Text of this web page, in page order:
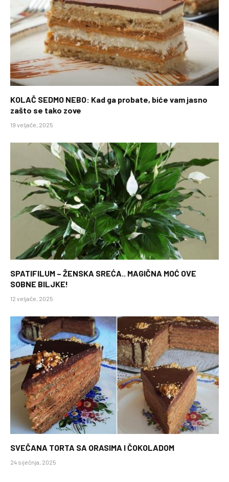
KOLAČ SEDMO NEBO: Kad ga probate, biće vam jasno
zašto se tako zove
19 veljače, 2025
SPATIFILUM – ŽENSKA SREĆA.. MAGIČNA MOĆ OVE
SOBNE BILJKE!
12 veljače, 2025
SVEČANA TORTA SA ORASIMA I ČOKOLADOM
24 siječnja, 2025